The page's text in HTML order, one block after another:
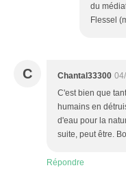
du
Flessel
C Chantal33300
C'est bien que
humains en
d'eau pour la
suite, peut être.
Répondre